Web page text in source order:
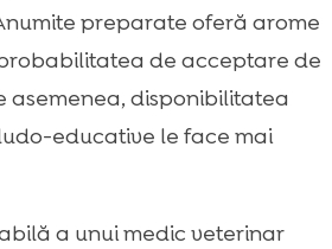
preparate oferă arome
de acceptare de
asemenea, disponibilitatea
educative le face mai
a unui medic veterinar